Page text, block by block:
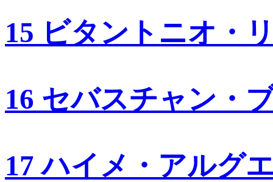
15 ビタントニオ・
16 セバスチャン・
17 ハイメ・アルグ